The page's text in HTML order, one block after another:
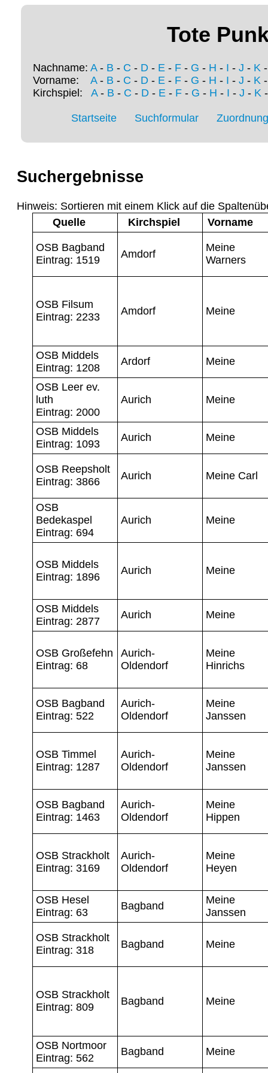
Tote
Nachname: A- B - C - D - E - F - G - H - I - J - K
Vorname: A- B - C - D - E - F - G - H - I - J - K
Kirchspiel: A- B - C - D- E- F- G - H - I - J - K
Startseite Suchformular
Suchergebnisse
Hinweis: Sortieren mit einem Klick auf die
Quelle
Kirchspiel Vorname
OSB Bagband
Eintrag: 1519
Amdorf
Meine
Warners
OSB Filsum
Eintrag: 2233
Amdorf Meine
OSB Middels
Eintrag: 1208
Ardorf Meine
OSB Leer ev.
luth
Eintrag: 2000
Aurich Meine
OSB Middels
Eintrag: 1093
Aurich Meine
OSB Reepsholt
Eintrag: 3866
Aurich Meine Carl
OSB
Bedekaspel
Eintrag: 694
Aurich Meine
OSB Middels
Eintrag: 1896
Aurich Meine
OSB Middels
Eintrag: 2877
Aurich Meine
OSB Großefehn
Eintrag: 68
Aurich-
Oldendorf
Meine
Hinrichs
OSB Bagband
Eintrag: 522
Aurich-
Oldendorf
Meine
Janssen
OSB Timmel
Eintrag: 1287
Aurich-
Oldendorf
Meine
Janssen
OSB Bagband
Eintrag: 1463
Aurich-
Oldendorf
Meine
Hippen
OSB Strackholt
Eintrag: 3169
Aurich-
Oldendorf
Meine
Heyen
OSB Hesel
Eintrag: 63
Bagband
Meine
Janssen
OSB Strackholt
Eintrag: 318
Bagband Meine
OSB Strackholt
Eintrag: 809
Bagband Meine
OSB Nortmoor
Eintrag: 562
Bagband Meine